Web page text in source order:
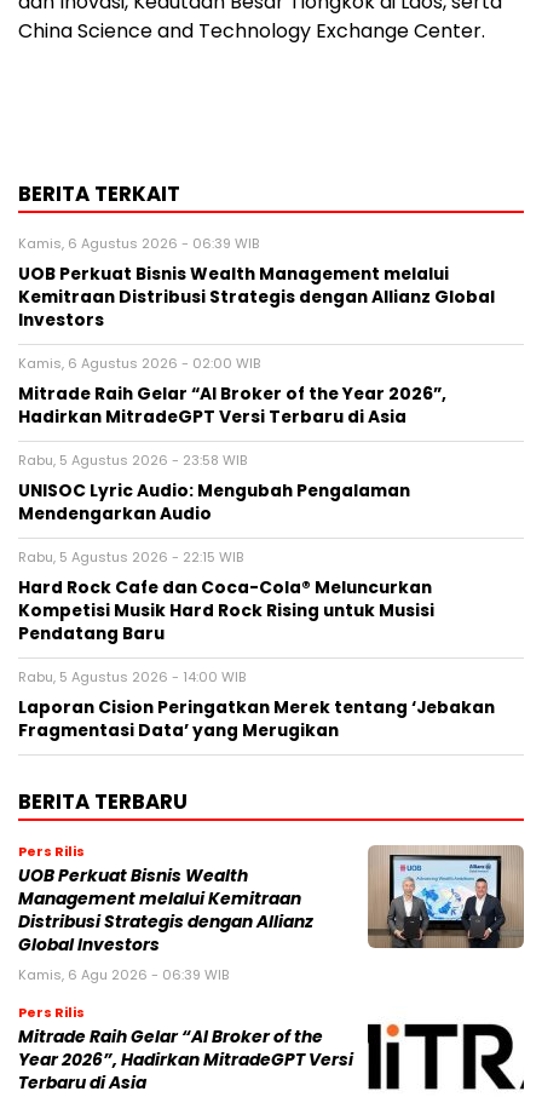
China Science and Technology Exchange Center.
BERITA TERKAIT
Kamis, 6 Agustus 2026 - 06:39 WIB
UOB Perkuat Bisnis Wealth Management melalui
Kemitraan Distribusi Strategis dengan Allianz Global
Investors
Kamis, 6 Agustus 2026 - 02:00 WIB
Mitrade Raih Gelar “AI Broker of the Year 2026”,
Hadirkan MitradeGPT Versi Terbaru di Asia
Rabu, 5 Agustus 2026 - 23:58 WIB
UNISOC Lyric Audio: Mengubah Pengalaman
Mendengarkan Audio
Rabu, 5 Agustus 2026 - 22:15 WIB
Hard Rock Cafe dan Coca-Cola® Meluncurkan
Kompetisi Musik Hard Rock Rising untuk Musisi
Pendatang Baru
Rabu, 5 Agustus 2026 - 14:00 WIB
Laporan Cision Peringatkan Merek tentang ‘Jebakan
Fragmentasi Data’ yang Merugikan
BERITA TERBARU
Pers Rilis
UOB Perkuat Bisnis Wealth
Management melalui Kemitraan
Distribusi Strategis dengan Allianz
Global Investors
Kamis, 6 Agu 2026 - 06:39 WIB
Pers Rilis
Mitrade Raih Gelar “AI Broker of the
Year 2026”, Hadirkan MitradeGPT Versi
Terbaru di Asia